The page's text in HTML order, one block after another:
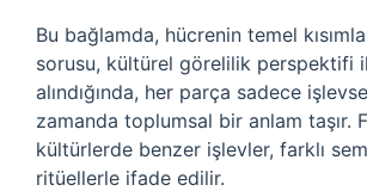
Bu bağlamda, hücrenin temel
sorusu, kültürel görelilik perspektifi
alındığında, her parça sadece
zamanda toplumsal bir anlam taşır.
kültürlerde benzer işlevler, farklı
ritüellerle ifade edilir.